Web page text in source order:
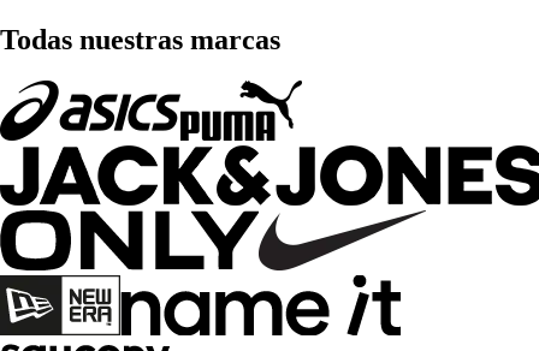
Todas nuestras marcas